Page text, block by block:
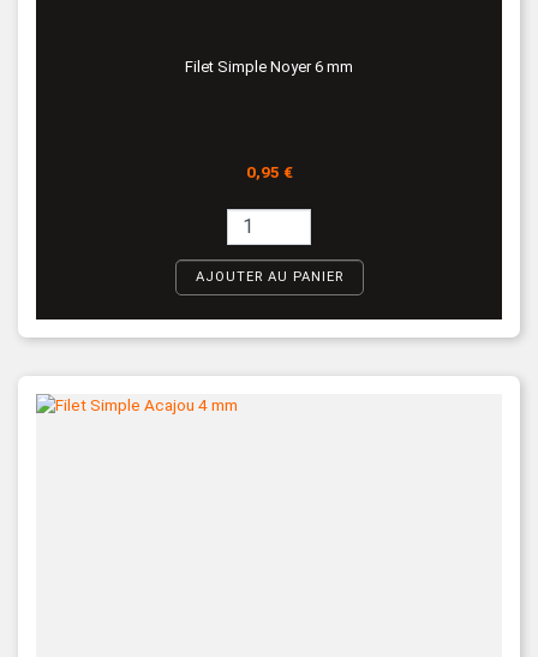
Filet Simple Noyer 6 mm
Prix
0,95 €
AJOUTER AU PANIER